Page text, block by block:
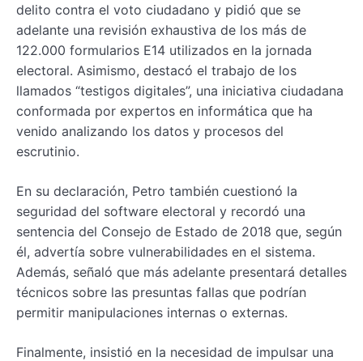
delito contra el voto ciudadano y pidió que se
adelante una revisión exhaustiva de los más de
122.000 formularios E14 utilizados en la jornada
electoral. Asimismo, destacó el trabajo de los
llamados “testigos digitales”, una iniciativa ciudadana
conformada por expertos en informática que ha
venido analizando los datos y procesos del
escrutinio.
En su declaración, Petro también cuestionó la
seguridad del software electoral y recordó una
sentencia del Consejo de Estado de 2018 que, según
él, advertía sobre vulnerabilidades en el sistema.
Además, señaló que más adelante presentará detalles
técnicos sobre las presuntas fallas que podrían
permitir manipulaciones internas o externas.
Finalmente, insistió en la necesidad de impulsar una